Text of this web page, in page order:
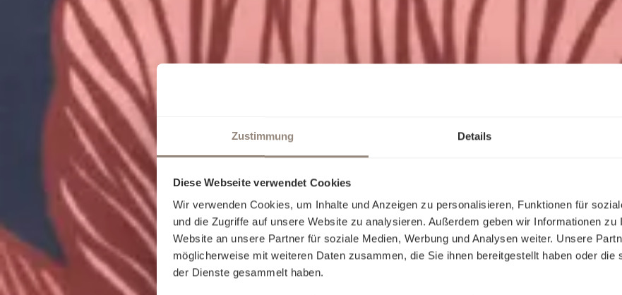
Zustimmung Details
Diese Webseite verwendet Cookies
Wir verwenden Cookies, um Inhalte und Anzeigen zu personalisieren, Funktionen für
und die Zugriffe auf unsere Website zu analysieren. Außerdem geben wir Informationen zu
Website an unsere Partner für soziale Medien, Werbung und Analysen weiter. Unsere
möglicherweise mit weiteren Daten zusammen, die Sie ihnen bereitgestellt haben oder die
der Dienste gesammelt haben.